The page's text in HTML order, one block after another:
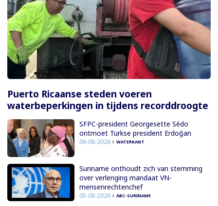
Puerto Ricaanse steden voeren
waterbeperkingen in tijdens recorddroogte
SFPC-president Georgesette Sédo
ontmoet Turkse president Erdoğan
06-08-2026 WATERKANT
Suriname onthoudt zich van stemming
over verlenging mandaat VN-
mensenrechtenchef
05-08-2026 ABC-SURINAME